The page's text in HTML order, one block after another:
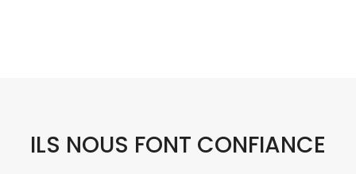
ILS NOUS FONT CONFIANCE